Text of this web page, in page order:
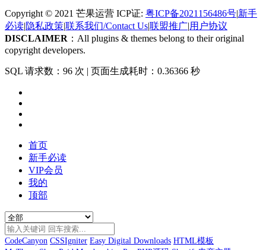
Copyright © 2021 芒果运营 ICP证: 粤ICP备2021156486号|新手
必读|隐私政策|联系我们/Contact Us|联盟推广|用户协议
DISCLAIMER ：All plugins & themes belong to their original
copyright developers.
SQL 请求数：96 次 | 页面生成耗时：0.36366 秒
首页
新手必读
VIP会员
我的
顶部
CodeCanyon CSSIgniter Easy Digital Downloads HTML模板